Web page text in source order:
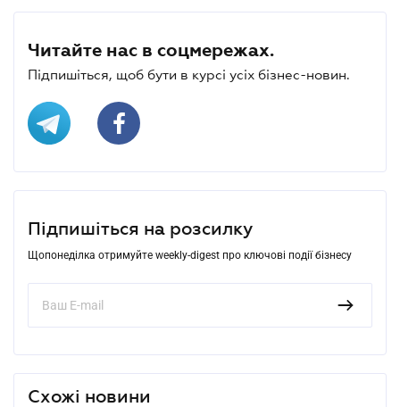
Читайте нас в соцмережах.
Підпишіться, щоб бути в курсі усіх бізнес-новин.
Підпишіться на розсилку
Щопонеділка отримуйте weekly-digest про ключові події бізнесу
Схожі новини